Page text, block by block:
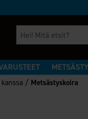
/ Metsästyskoira